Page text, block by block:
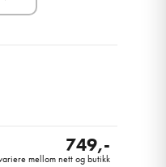
749,-
mellom nett og butikk